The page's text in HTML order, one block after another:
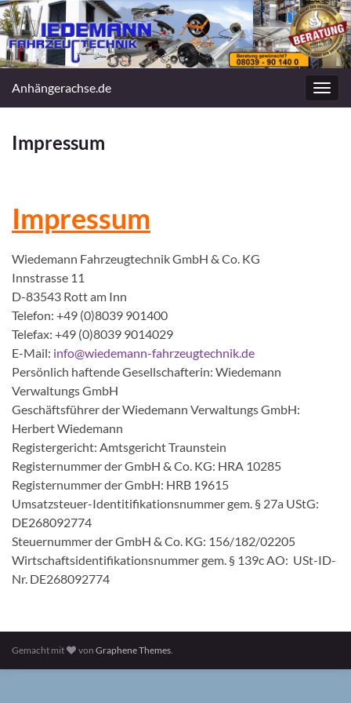
Anhängerachse.de
Impressum
Impressum
Wiedemann Fahrzeugtechnik GmbH & Co. KG
Innstrasse 11
D-83543 Rott am Inn
Telefon: +49 (0)8039 901400
Telefax: +49 (0)8039 9014029
E-Mail: info@wiedemann-fahrzeugtechnik.de
Persönlich haftende Gesellschafterin: Wiedemann
Verwaltungs GmbH
Geschäftsführer der Wiedemann Verwaltungs GmbH:
Herbert Wiedemann
Registergericht: Amtsgericht Traunstein
Registernummer der GmbH & Co. KG: HRA 10285
Registernummer der GmbH: HRB 19615
Umsatzsteuer-Identitifikationsnummer gem. § 27a UStG:
DE268092774
Steuernummer der GmbH & Co. KG: 156/182/02205
Wirtschaftsidentifikationsnummer gem. § 139c AO: USt-ID-
Nr. DE268092774
Gemacht mit vonGraphene Themes